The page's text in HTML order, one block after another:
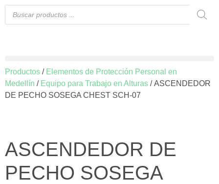
Productos / Elementos de Protección Personal en
Medellín / Equipo para Trabajo en Alturas / ASCENDEDOR
DE PECHO SOSEGA CHEST SCH-07
ASCENDEDOR DE
PECHO SOSEGA